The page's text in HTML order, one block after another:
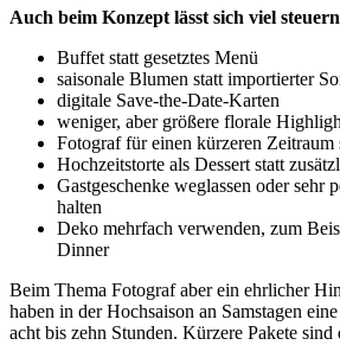
Auch beim Konzept lässt sich viel
Buffet statt gesetztes Menü
saisonale Blumen statt importierter
digitale Save-the-Date-Karten
weniger, aber größere florale
Fotograf für einen kürzeren Zeitraum
Hochzeitstorte als Dessert statt
Gastgeschenke weglassen oder sehr
halten
Deko mehrfach verwenden, zum
Dinner
Beim Thema Fotograf aber ein ehrlicher
haben in der Hochsaison an Samstagen
acht bis zehn Stunden. Kürzere Pakete